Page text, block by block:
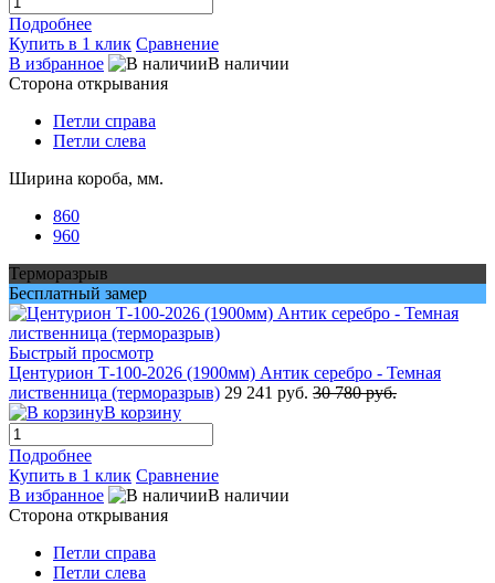
Подробнее
Купить в 1 клик Сравнение
В избранное
В наличии
Сторона открывания
Петли справа
Петли слева
Ширина короба, мм.
860
960
Терморазрыв
Бесплатный замер
Быстрый просмотр
Центурион Т-100-2026 (1900мм) Антик серебро - Темная
лиственница (терморазрыв) 29 241 руб. 30 780 руб.
В корзину
Подробнее
Купить в 1 клик Сравнение
В избранное
В наличии
Сторона открывания
Петли справа
Петли слева